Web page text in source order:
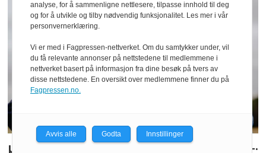
analyse, for å sammenligne nettlesere, tilpasse innhold til deg
og for å utvikle og tilby nødvendig funksjonalitet. Les mer i vår
personvernerklæring.
Vi er med i Fagpressen-nettverket. Om du samtykker under, vil
du få relevante annonser på nettstedene til medlemmene i
nettverket basert på informasjon fra dine besøk på tvers av
disse nettstedene. En oversikt over medlemmene finner du på
Fagpressen.no.
Avvis alle Godta Innstillinger